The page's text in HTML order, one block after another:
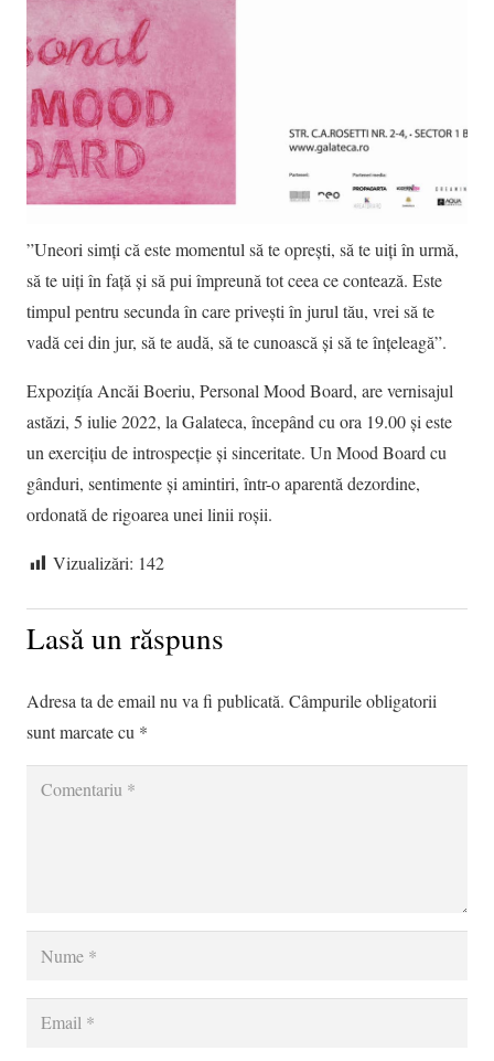
”Uneori simți că este momentul să te oprești, să te uiți în urmă,
să te uiți în față și să pui împreună tot ceea ce contează. Este
timpul pentru secunda în care privești în jurul tău, vrei să te
vadă cei din jur, să te audă, să te cunoască și să te înțeleagă”.
Expozițía Ancăi Boeriu, Personal Mood Board, are vernisajul
astăzi, 5 iulie 2022, la Galateca, începând cu ora 19.00 și este
un exercițiu de introspecție și sinceritate. Un Mood Board cu
gânduri, sentimente și amintiri, într-o aparentă dezordine,
ordonată de rigoarea unei linii roșii.
Vizualizări: 142
Lasă un răspuns
Adresa ta de email nu va fi publicată. Câmpurile obligatorii
sunt marcate cu *